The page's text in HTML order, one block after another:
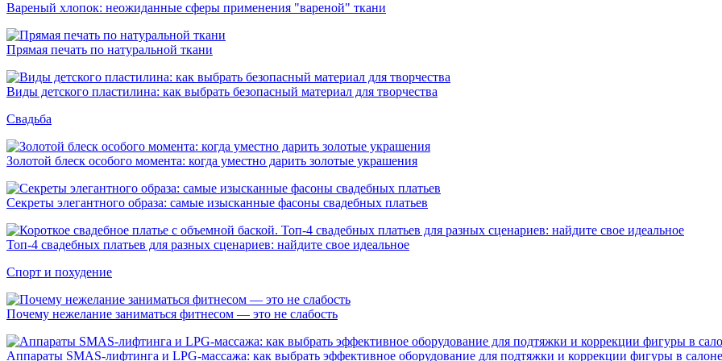
Вареный хлопок: неожиданные сферы применения "вареной" ткани
Прямая печать по натуральной ткани
Виды детского пластилина: как выбрать безопасный материал для творчества
Свадьба
Золотой блеск особого момента: когда уместно дарить золотые украшения
Секреты элегантного образа: самые изысканные фасоны свадебных платьев
Топ‑4 свадебных платьев для разных сценариев: найдите свое идеальное
Спорт и похудение
Почему нежелание заниматься фитнесом — это не слабость
Аппараты SMAS-лифтинга и LPG-массажа: как выбрать эффективное оборудование для подтяжки и коррекции фигуры в салоне